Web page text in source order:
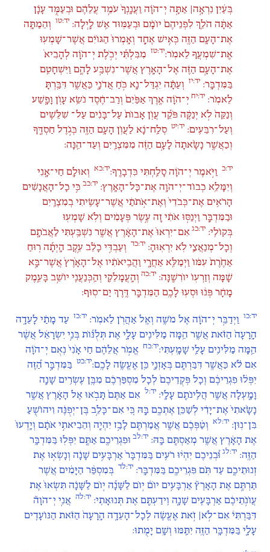
בְּעַ֜יִן נִרְאָ֣ה׀ אַתָּ֣ה יְ־הֹוָ֗ה וַעֲנָֽנְךָ֙ עֹמֵ֣ד עֲלֵהֶ֔ם וּבְעַמֻּ֣ד עָנָ֗ן
אַתָּ֨ה הֹלֵ֤ךְ לִפְנֵיהֶם֙ יוֹמָ֔ם וּבְעַמּ֥וּד אֵ֖שׁ לָֽיְלָה:יד:טו וְהֵמַתָּ֛ה
אֶת־הָעָ֥ם הַזֶּ֖ה כְּאִ֣ישׁ אֶחָ֑ד וְאָֽמְרוּ֙ הַגּוֹיִ֔ם אֲשֶׁר־שָׁמְע֥וּ
אֶֽת־שִׁמְעֲךָ֖ לֵאמֹֽר:יד:טז מִבִּלְתִּ֞י יְכֹ֣לֶת יְ־הֹוָ֗ה לְהָבִיא֙
אֶת־הָעָ֣ם הַזֶּ֔ה אֶל־הָאָ֖רֶץ אֲשֶׁר־נִשְׁבַּ֣ע לָהֶ֑ם וַיִּשְׁחָטֵ֖ם
בַּמִּדְבָּֽר:יד:יז וְעַתָּ֕ה יִגְדַּל־נָ֖א כֹּ֣חַ אֲדֹנָ֑י כַּאֲשֶׁ֥ר דִּבַּ֖רְתָּ
לֵאמֹֽר:יד:יח יְ־הֹוָ֗ה אֶ֤רֶךְ אַפַּ֙יִם֙ וְרַב־חֶ֔סֶד נֹשֵׂ֥א עָוֹ֖ן וָפָ֑שַׁע
וְנַקֵּה֙ לֹ֣א יְנַקֶּ֔ה פֹּקֵ֞ד עֲוֹ֤ן אָבוֹת֙ עַל־בָּנִ֔ים עַל־ שִׁלֵּשִׁ֖ים
וְעַל־רִבֵּעִֽים:יד:יט סְלַֽח־נָ֗א לַעֲוֹ֛ן הָעָ֥ם הַזֶּ֖ה כְּגֹ֣דֶל חַסְדֶּ֑ךָ
וְכַאֲשֶׁ֤ר נָשָׂ֙אתָה֙ לָעָ֣ם הַזֶּ֔ה מִמִּצְרַ֖יִם וְעַד־הֵֽנָּה:
יד:כ וַיֹּ֣אמֶר יְ־הֹוָ֔ה סָלַ֖חְתִּי כִּדְבָרֶֽךָ:יד:כא וְאוּלָ֖ם חַי־אָ֑נִי
וְיִמָּלֵ֥א כְבוֹד־יְ־הֹוָ֖ה אֶת־כָּל־הָאָֽרֶץ:יד:כב כִּ֣י כָל־הָאֲנָשִׁ֗ים
הָרֹאִ֤ים אֶת־כְּבֹדִי֙ וְאֶת־אֹ֣תֹתַ֔י אֲשֶׁר־עָשִׂ֥יתִי בְמִצְרַ֖יִם
וּבַמִּדְבָּ֑ר וַיְנַסּ֣וּ אֹתִ֗י זֶ֚ה עֶ֣שֶׂר פְּעָמִ֔ים וְלֹ֥א שָׁמְע֖וּ
בְּקוֹלִֽי:יד:כג אִם־יִרְאוּ֙ אֶת־הָאָ֔רֶץ אֲשֶׁ֥ר נִשְׁבַּ֖עְתִּי לַאֲבֹתָ֑ם
וְכָל־מְנַאֲצַ֖י לֹ֥א יִרְאֽוּהָ:יד:כד וְעַבְדִּ֣י כָלֵ֗ב עֵ֣קֶב הָֽיְתָ֞ה ר֤וּחַ
אַחֶ֙רֶת֙ עִמּ֔וֹ וַיְמַלֵּ֖א אַחֲרָ֑י וַהֲבִֽיאֹתִ֗יו אֶל־הָאָ֙רֶץ֙ אֲשֶׁר־בָּ֣א
שָׁ֔מָּה וְזַרְע֖וֹ יוֹרִשֶֽׁנָּה:יד:כה וְהָֽעֲמָלֵקִ֥י וְהַֽכְּנַעֲנִ֖י יוֹשֵׁ֣ב בָּעֵ֑מֶק
מָחָ֗ר פְּנ֨וּ וּסְע֥וּ לָכֶ֛ם הַמִּדְבָּ֖ר דֶּ֥רֶךְ יַם־סֽוּף:
יד:כו וַיְדַבֵּ֣ר יְ־הֹוָ֔ה אֶל מֹשֶׁ֥ה וְאֶֽל אַהֲרֹ֖ן לֵאמֹֽר:יד:כז עַד מָתַ֗י לָעֵדָ֤ה
הָֽרָעָה֙ הַזֹּ֔את אֲשֶׁ֛ר הֵ֥מָּה מַלִּינִ֖ים עָלָ֑י אֶת תְּלֻנּ֞וֹת בְּנֵ֣י יִשְׂרָאֵ֗ל אֲשֶׁ֨ר
הֵ֧מָּה מַלִּינִ֛ים עָלַ֖י שָׁמָֽעְתִּי:יד:כח אֱמֹ֣ר אֲלֵהֶ֗ם חַי אָ֙נִי֙ נְאֻם יְ־הֹוָ֔ה
אִם לֹ֕א כַּאֲשֶׁ֥ר דִּבַּרְתֶּ֖ם בְּאָזְנָ֑י כֵּ֖ן אֶֽעֱשֶׂ֥ה לָכֶֽם:יד:כט בַּמִּדְבָּ֣ר הַ֠זֶּה
יִפְּל֨וּ פִגְרֵיכֶ֜ם וְכָל פְּקֻדֵיכֶם֙ לְכָל מִסְפַּרְכֶ֔ם מִבֶּ֛ן עֶשְׂרִ֥ים שָׁנָ֖ה
וָמָ֑עְלָה אֲשֶׁ֥ר הֲלִֽינֹתֶ֖ם עָלָֽי:יד:ל אִם אַתֶּם֙ תָּבֹ֣אוּ אֶל הָאָ֔רֶץ אֲשֶׁ֤ר
נָשָׂ֙אתִי֙ אֶת־יָדִ֔י לְשַׁכֵּ֥ן אֶתְכֶ֖ם בָּ֑הּ כִּ֚י אִם־כָּלֵ֣ב בֶּן־יְפֻנֶּ֔ה וִיהוֹשֻׁ֖עַ
בִּן־נֽוּן:יד:לא וְטַ֨פְּכֶ֔ם אֲשֶׁ֥ר אֲמַרְתֶּ֖ם לָבַ֣ז יִהְיֶ֑ה וְהֵבֵיאתִ֣י אֹתָ֔ם וְיָֽדְעוּ֙
אֶת הָאָ֔רֶץ אֲשֶׁ֥ר מְאַסְתֶּ֖ם בָּֽהּ:יד:לב וּפִגְרֵיכֶ֖ם אַתֶּ֑ם יִפְּל֖וּ בַּמִּדְבָּ֥ר
הַזֶּֽה:יד:לג וּ֠בְנֵיכֶם יִהְי֨וּ רֹעִ֤ים בַּמִּדְבָּר֙ אַרְבָּעִ֣ים שָׁנָ֔ה וְנָשְׂא֣וּ אֶת
זְנוּתֵיכֶ֑ם עַד תֹּ֥ם פִּגְרֵיכֶ֖ם בַּמִּדְבָּֽר:יד:לד בְּמִסְפַּ֨ר הַיָּמִ֜ים אֲשֶׁר
תַּרְתֶּ֣ם אֶת הָאָרֶץ֘ אַרְבָּעִ֣ים יוֹם֒ י֣וֹם לַשָּׁנָ֞ה י֣וֹם לַשָּׁנָ֗ה תִּשְׂאוּ֙ אֶת
עֲוֹנֹ֣תֵיכֶ֔ם אַרְבָּעִ֖ים שָׁנָ֑ה וִֽידַעְתֶּ֖ם אֶת תְּנוּאָתִֽי:יד:לה אֲנִ֣י יְ־הֹוָה֘
דִּבַּרְתִּי֒ אִם־לֹ֣א׀ זֹ֣את אֶֽעֱשֶׂ֗ה לְכָל־הָעֵדָ֤ה הָֽרָעָה֙ הַזֹּ֔את הַנּוֹעָדִ֖ים
עָלָ֑י בַּמִּדְבָּ֥ר הַזֶּ֛ה יִתַּ֖מּוּ וְשָׁ֥ם יָמֻֽתוּ: